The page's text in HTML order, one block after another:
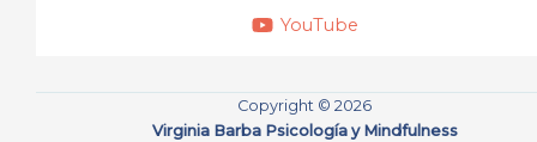
YouTube
Copyright © 2026
Virginia Barba Psicología y Mindfulness